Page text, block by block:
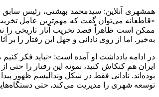
همشهری آنلاین: سیدمحمد بهشتی، رئیس سابق
«قاطعانه می‌توان گفت که مهم‌ترین عامل
به‌خیر. اما از روی نادانی و جهل این رفتار را بر
در ادامه یادداشت او آمده است: «نباید فکر
ایران هم کنکاش کنید، نمونه این رفتار را حتی
بوده‌اند. نادانی فقط در شکل وندالیسم ظهور
توسعه شهری را مدیریت می‌کند، حتی